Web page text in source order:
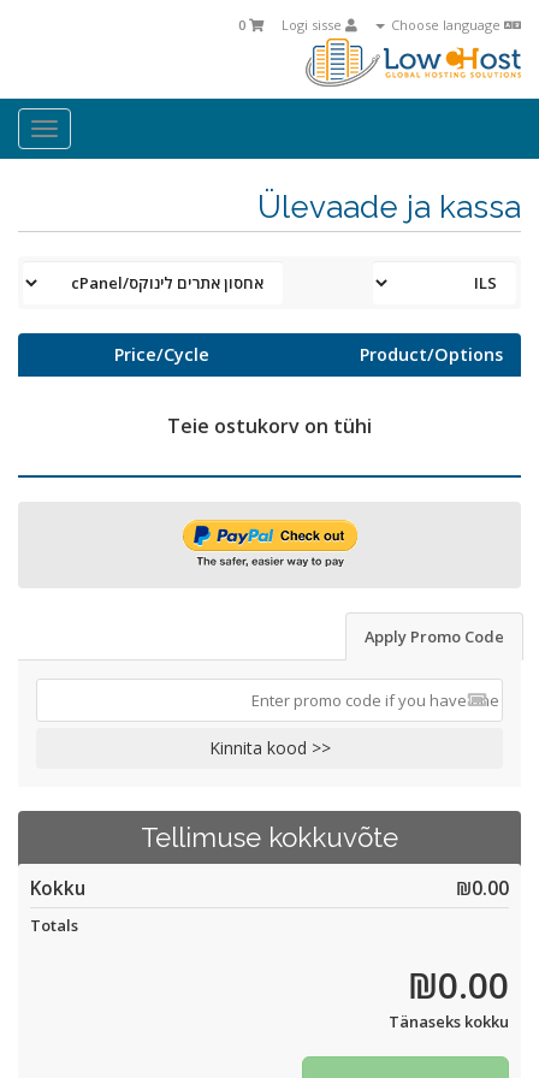
0
Ülevaade ja kassa
Product/Options
Price/Cycle
Teie ostukorv on tühi
Apply Promo Code
Kinnita kood >>
Tellimuse kokkuvõte
Kokku ₪0.00
Totals
₪0.00
Tänaseks kokku